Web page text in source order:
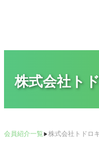
株式会社ト
会員紹介一覧▶株式会社トドロ